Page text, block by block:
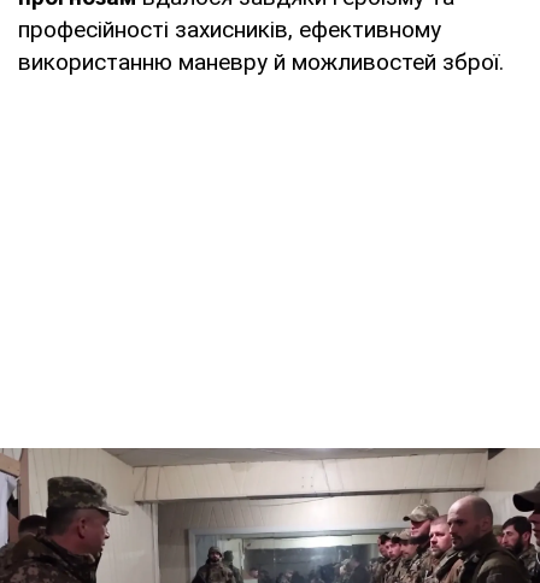
професійності захисників, ефективному
використанню маневру й можливостей зброї.